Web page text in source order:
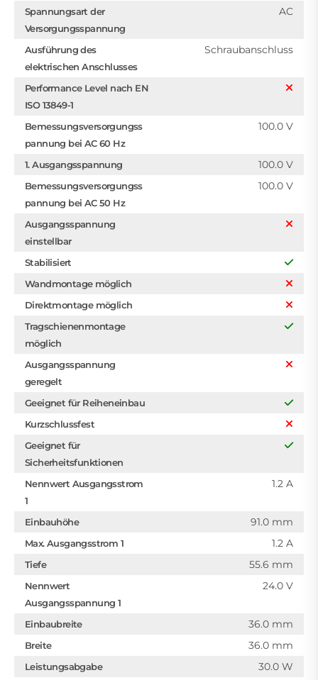
Spannungsart der
Versorgungsspannung
AC
Ausführung des
elektrischen Anschlusses
Schraubanschluss
Performance Level nach EN
ISO 13849-1
Bemessungsversorgungss
pannung bei AC 60 Hz
100.0 V
1. Ausgangsspannung 100.0 V
Bemessungsversorgungss
pannung bei AC 50 Hz
100.0 V
Ausgangsspannung
einstellbar
Stabilisiert
Wandmontage möglich
Direktmontage möglich
Tragschienenmontage
möglich
Ausgangsspannung
geregelt
Geeignet für Reiheneinbau
Kurzschlussfest
Geeignet für
Sicherheitsfunktionen
Nennwert Ausgangsstrom
1
1.2 A
Einbauhöhe 91.0 mm
Max. Ausgangsstrom 1 1.2 A
Tiefe 55.6 mm
Nennwert
Ausgangsspannung 1
24.0 V
Einbaubreite 36.0 mm
Breite 36.0 mm
Leistungsabgabe 30.0 W